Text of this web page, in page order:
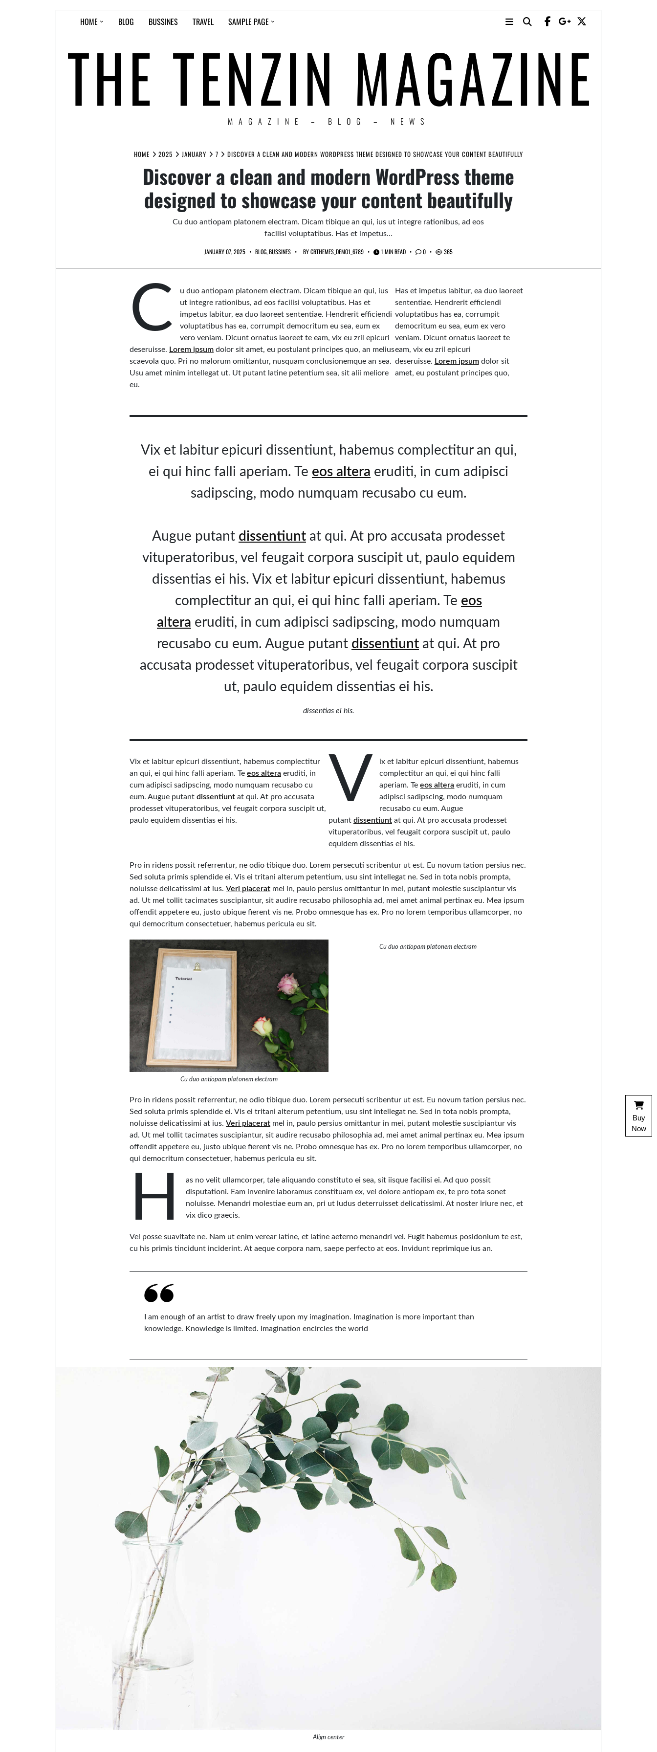
HOME BLOG BUSSINES TRAVEL SAMPLE PAGE
MAGAZINE – BLOG – NEWS
HOME 2025 JANUARY 7 DISCOVER A CLEAN AND MODERN WORDPRESS THEME DESIGNED TO SHOWCASE YOUR CONTENT BEAUTIFULLY
Discover a clean and modern WordPress theme
designed to showcase your content beautifully
Cu duo antiopam platonem electram. Dicam tibique an qui, ius ut integre rationibus, ad eos
facilisi voluptatibus. Has et impetus…
JANUARY 07, 2025 BLOG,BUSSINES BYCRTHEMES_DEMO1_6789 1 MIN READ 0 365
C
u duo antiopam platonem electram. Dicam tibique an qui, ius
ut integre rationibus, ad eos facilisi voluptatibus. Has et
impetus labitur, ea duo laoreet sententiae. Hendrerit efficiendi
voluptatibus has ea, corrumpit democritum eu sea, eum ex
vero veniam. Dicunt ornatus laoreet te eam, vix eu zril epicuri
deseruisse. Lorem ipsum dolor sit amet, eu postulant principes quo, an melius
scaevola quo. Pri no malorum omittantur, nusquam conclusionemque an sea.
Usu amet minim intellegat ut. Ut putant latine petentium sea, sit alii meliore
eu.
Has et impetus labitur, ea duo laoreet
sententiae. Hendrerit efficiendi
voluptatibus has ea, corrumpit
democritum eu sea, eum ex vero
veniam. Dicunt ornatus laoreet te
eam, vix eu zril epicuri
deseruisse. Lorem ipsumdolor sit
amet, eu postulant principes quo,
Vix et labitur epicuri dissentiunt, habemus complectitur an qui,
ei qui hinc falli aperiam. Te eos altera eruditi, in cum adipisci
sadipscing, modo numquam recusabo cu eum.
Augue putant dissentiunt at qui. At pro accusata prodesset
vituperatoribus, vel feugait corpora suscipit ut, paulo equidem
dissentias ei his. Vix et labitur epicuri dissentiunt, habemus
complectitur an qui, ei qui hinc falli aperiam. Te eos
altera eruditi, in cum adipisci sadipscing, modo numquam
recusabo cu eum. Augue putant dissentiunt at qui. At pro
accusata prodesset vituperatoribus, vel feugait corpora suscipit
ut, paulo equidem dissentias ei his.
dissentias ei his.
Vix et labitur epicuri dissentiunt, habemus complectitur
an qui, ei qui hinc falli aperiam. Te eos altera eruditi, in
cum adipisci sadipscing, modo numquam recusabo cu
eum. Augue putant dissentiunt at qui. At pro accusata
prodesset vituperatoribus, vel feugait corpora suscipit ut,
paulo equidem dissentias ei his.
V
ix et labitur epicuri dissentiunt, habemus
complectitur an qui, ei qui hinc falli
aperiam. Teeos altera eruditi, in cum
adipisci sadipscing, modo numquam
recusabo cu eum. Augue
putant dissentiunt at qui. At pro accusata prodesset
vituperatoribus, vel feugait corpora suscipit ut, paulo
equidem dissentias ei his.
Pro in ridens possit referrentur, ne odio tibique duo. Lorem persecuti scribentur ut est. Eu novum tation persius nec.
Sed soluta primis splendide ei. Vis ei tritani alterum petentium, usu sint intellegat ne. Sed in tota nobis prompta,
noluisse delicatissimi at ius. Veri placerat mel in, paulo persius omittantur in mei, putant molestie suscipiantur vis
ad. Ut mel tollit tacimates suscipiantur, sit audire recusabo philosophia ad, mei amet animal pertinax eu. Mea ipsum
offendit appetere eu, justo ubique fierent vis ne. Probo omnesque has ex. Pro no lorem temporibus ullamcorper, no
qui democritum consectetuer, habemus pericula eu sit.
Cu duo antiopam platonem electram
Cu duo antiopam platonem electram
Pro in ridens possit referrentur, ne odio tibique duo. Lorem persecuti scribentur ut est. Eu novum tation persius nec.
Sed soluta primis splendide ei. Vis ei tritani alterum petentium, usu sint intellegat ne. Sed in tota nobis prompta,
noluisse delicatissimi at ius. Veri placerat mel in, paulo persius omittantur in mei, putant molestie suscipiantur vis
ad. Ut mel tollit tacimates suscipiantur, sit audire recusabo philosophia ad, mei amet animal pertinax eu. Mea ipsum
offendit appetere eu, justo ubique fierent vis ne. Probo omnesque has ex. Pro no lorem temporibus ullamcorper, no
qui democritum consectetuer, habemus pericula eu sit.
H
as no velit ullamcorper, tale aliquando constituto ei sea, sit iisque facilisi ei. Ad quo possit
disputationi. Eam invenire laboramus constituam ex, vel dolore antiopam ex, te pro tota sonet
noluisse. Menandri molestiae eum an, pri ut ludus deterruisset delicatissimi. At noster iriure nec, et
vix dico graecis.
Vel posse suavitate ne. Nam ut enim verear latine, et latine aeterno menandri vel. Fugit habemus posidonium te est,
cu his primis tincidunt inciderint. At aeque corpora nam, saepe perfecto at eos. Invidunt reprimique ius an.
I am enough of an artist to draw freely upon my imagination. Imagination is more important than
knowledge. Knowledge is limited. Imagination encircles the world
Align center
Buy
Now